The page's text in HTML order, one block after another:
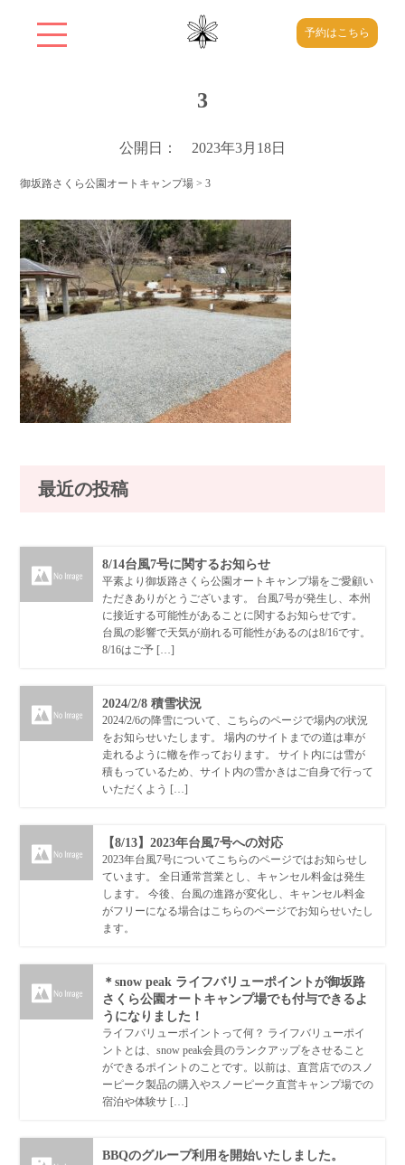
予約はこちら
3
公開日： 2023年3月18日
御坂路さくら公園オートキャンプ場 >3
最近の投稿
8/14台風7号に関するお知らせ
平素より御坂路さくら公園オートキャンプ場をご愛顧い
ただきありがとうございます。 台風7号が発生し、本州
に接近する可能性があることに関するお知らせです。
台風の影響で天気が崩れる可能性があるのは8/16です。
8/16はご予 […]
2024/2/8 積雪状況
2024/2/6の降雪について、こちらのページで場内の状況
をお知らせいたします。 場内のサイトまでの道は車が
走れるように轍を作っております。 サイト内には雪が
積もっているため、サイト内の雪かきはご自身で行って
いただくよう […]
【8/13】2023年台風7号への対応
2023年台風7号についてこちらのページではお知らせし
ています。 全日通常営業とし、キャンセル料金は発生
します。 今後、台風の進路が変化し、キャンセル料金
がフリーになる場合はこちらのページでお知らせいたし
ます。
＊snow peak ライフバリューポイントが御坂路
さくら公園オートキャンプ場でも付与できるよ
うになりました！
ライフバリューポイントって何？ ライフバリューポイ
ントとは、snow peak会員のランクアップをさせること
ができるポイントのことです。以前は、直営店でのスノ
ーピーク製品の購入やスノーピーク直営キャンプ場での
宿泊や体験サ […]
BBQのグループ利用を開始いたしました。